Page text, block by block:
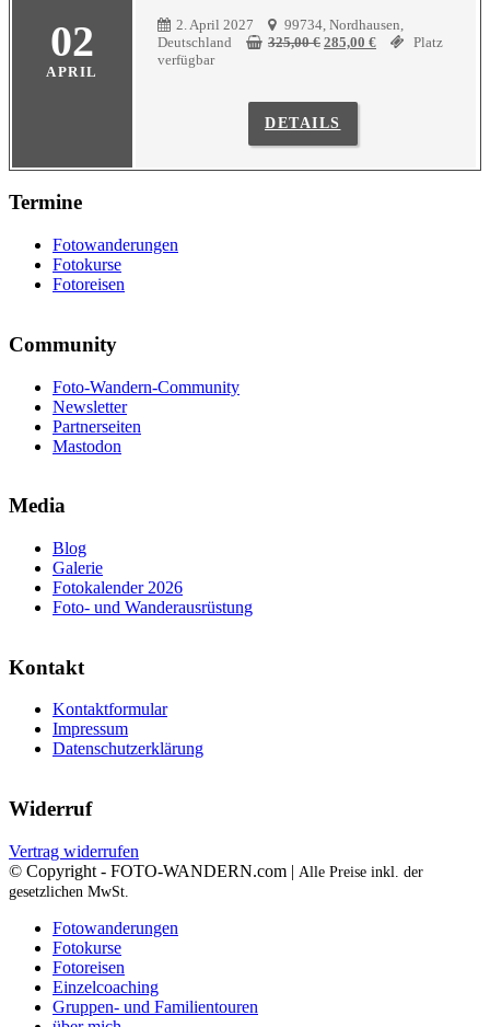
02
APRIL
2. April 2027
99734, Nordhausen,
Deutschland
325,00€ Ursprünglicher
285,00 €Aktueller
Platz
verfügbar
DETAILS
Termine
Fotowanderungen
Fotokurse
Fotoreisen
Community
Foto-Wandern-Community
Newsletter
Partnerseiten
Mastodon
Media
Blog
Galerie
Fotokalender 2026
Foto- und Wanderausrüstung
Kontakt
Kontaktformular
Impressum
Datenschutzerklärung
Widerruf
Vertrag widerrufen
© Copyright - FOTO-WANDERN.com | Alle Preise inkl. der
gesetzlichen MwSt.
Fotowanderungen
Fotokurse
Fotoreisen
Einzelcoaching
Gruppen- und Familientouren